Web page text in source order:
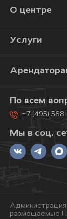
О центре
Услуги
Мы в соц.
По всем
+7 (495)
Администрация
размещаемые